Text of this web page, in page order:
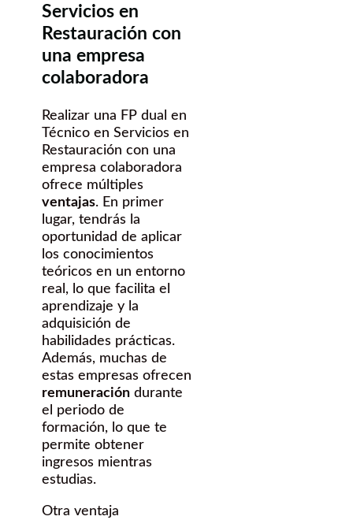
Servicios en
Restauración con
una empresa
colaboradora
Realizar una FP dual en
Técnico en Servicios en
Restauración con una
empresa colaboradora
ofrece múltiples
ventajas. En primer
lugar, tendrás la
oportunidad de aplicar
los conocimientos
teóricos en un entorno
real, lo que facilita el
aprendizaje y la
adquisición de
habilidades prácticas.
Además, muchas de
estas empresas ofrecen
remuneración durante
el periodo de
formación, lo que te
permite obtener
ingresos mientras
estudias.
Otra ventaja